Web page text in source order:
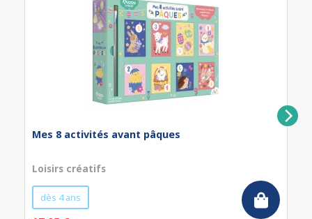
Mes 8 activités avant pâques
Loisirs créatifs
dès 4 ans